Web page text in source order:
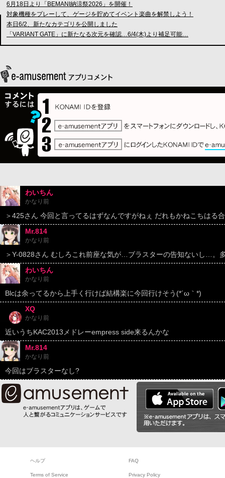
6月18日より「BEMANI納涼祭2026」を開催！
対象機種をプレーして、ゲージを貯めてイベント楽曲を解禁しよう！
本日6/2、新たなカテゴリを公開しました
「VARIANT GATE」に新たなる次元を確認…6/4(木)より補足可能…
わいちん
かなり前
＞425さん 今回と言ってるはずなんですがねぇ だれもかねこちはる
Mr.814
かなり前
＞Y-0828さん むしろこれ前座な気が…ブラスターの告知ないし…。
わいちん
かなり前
Blcは余ってるから上手く行けば結構楽に今回行けそう(*´ω｀*)
XQ
かなり前
近いうちKAC2013メドレーempress side来るんかな
Mr.814
かなり前
今回はブラスターなし?
ヘルプ FAQ
Terms of Service Privacy Policy